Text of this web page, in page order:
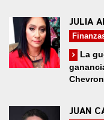
JULIA
La
Chevron
JUAN